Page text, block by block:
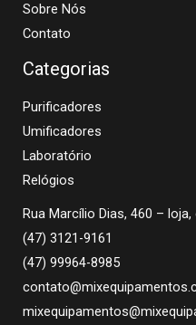
Sobre Nós
Contato
Categorias
Purificadores
Umificadores
Laboratório
Relógios
Rua Marcílio Dias, 460 –
(47) 3121-9161
(47) 99964-8985